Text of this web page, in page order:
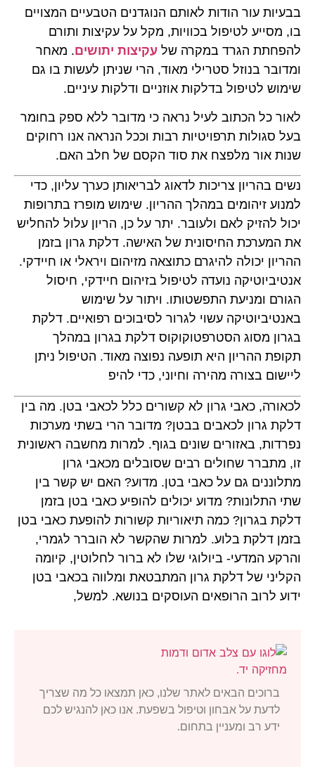
בבעיות עור הודות לאותם הנוגדנים הטבעיים המצויים
בו, מסייע לטיפול בכוויות, מקל על עקיצות ותורם
להפחתת הגרד במקרה של עקיצות יתושים. מאחר
ומדובר בנוזל סטרילי מאוד, הרי שניתן לעשות בו גם
שימוש לטיפול בדלקות אוזניים ודלקות עיניים.
לאור כל הכתוב לעיל נראה כי מדובר ללא ספק בחומר
בעל סגולות תרפויטיות רבות וככל הנראה אנו רחוקים
שנות אור מלפצח את סוד הקסם של חלב האם.
נשים בהריון צריכות לדאוג לבריאותן כערך עליון, כדי
למנוע זיהומים במהלך ההריון. שימוש מופרז בתרופות
יכול להזיק לאם ולעובר. יתר על כן, הריון עלול להחליש
את המערכת החיסונית של האישה. דלקת גרון בזמן
ההריון יכולה להיגרם כתוצאה מזיהום ויראלי או חיידקי.
אנטיביוטיקה נועדה לטיפול בזיהום חיידקי, חיסול
הגורם ומניעת התפשטותו. ויתור על שימוש
באנטיביוטיקה עשוי לגרור לסיבוכים רפואיים. דלקת
בגרון מסוג הסטרפטוקוקוס דלקת בגרון במהלך
תקופת ההריון היא תופעה נפוצה מאוד. הטיפול ניתן
ליישום בצורה מהירה וחיוני, כדי להיפ
לכאורה, כאבי גרון לא קשורים כלל לכאבי בטן. מה בין
דלקת גרון לכאבים בבטן? מדובר הרי בשתי מערכות
נפרדות, באזורים שונים בגוף. למרות מחשבה ראשונית
זו, מתברר שחולים רבים שסובלים מכאבי גרון
מתלוננים גם על כאבי בטן. מדוע? האם יש קשר בין
שתי התלונות? מדוע יכולים להופיע כאבי בטן בזמן
דלקת בגרון? כמה תיאוריות קשורות להופעת כאבי בטן
בזמן דלקת בלוע. למרות שהקשר לא הוברר לגמרי,
והרקע המדעי- ביולוגי שלו לא ברור לחלוטין, קיומה
הקליני של דלקת גרון המתבטאת ומלווה בכאבי בטן
ידוע לרוב הרופאים העוסקים בנושא. למשל,
ברוכים הבאים לאתר שלנו, כאן תמצאו כל מה שצריך
לדעת על אבחון וטיפול בשפעת. אנו כאן להנגיש לכם
ידע רב ומעניין בתחום.